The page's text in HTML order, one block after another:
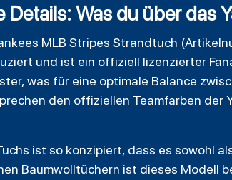
Details: Was du über das
MLB Stripes Strandtuch
und ist ein offiziell lizenzierter
was für eine optimale Balance
den offiziellen Teamfarben der
ist so konzipiert, dass es sowohl
Baumwolltüchern ist dieses Modell